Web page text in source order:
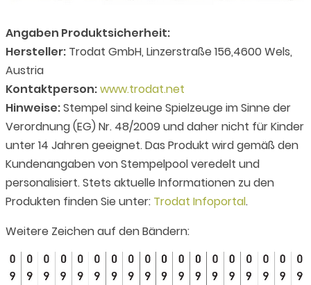
Angaben Produktsicherheit:
Hersteller: Trodat GmbH, Linzerstraße 156,4600 Wels,
Austria
Kontaktperson:www.trodat.net
Hinweise:Stempel sind keine Spielzeuge im Sinne der
Verordnung (EG) Nr. 48/2009 und daher nicht für Kinder
unter 14 Jahren geeignet. Das Produkt wird gemäß den
Kundenangaben von Stempelpool veredelt und
personalisiert. Stets aktuelle Informationen zu den
Produkten finden Sie unter: Trodat Infoportal.
Weitere Zeichen auf den Bändern: